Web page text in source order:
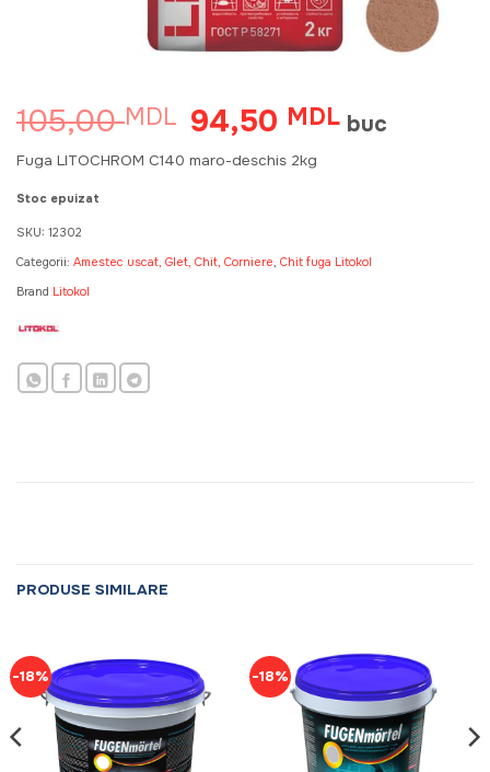
105,00MDL Prețul
inițial
a
94,50 MDLPrețul
curent
buc
Fuga LITOCHROM C140 maro-deschis 2kg
Stoc epuizat
SKU: 12302
Categorii: Amestec uscat, Glet, Chit, Corniere, Chit fuga Litokol
Brand Litokol
PRODUSE SIMILARE
-18% -18%